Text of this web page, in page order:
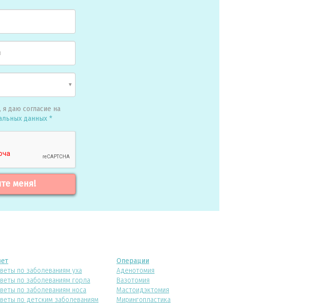
даю согласие на
данных *
меня!
по заболеваниям уха
по заболеваниям горла
по заболеваниям носа
по детским заболеваниям
Операции
Аденотомия
Вазотомия
Мастоидэктомия
Мирингопластика